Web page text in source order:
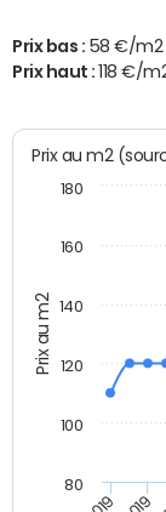
Prix bas : 58 €/m2
Prix haut :
118 €/
Prix au m2
Prix au m2
80
100
120
140
160
180